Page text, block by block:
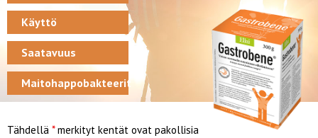
Käyttö
Saatavuus
Maitohappobakteerit
Tähdellä *merkityt kentät ovat pakollisia